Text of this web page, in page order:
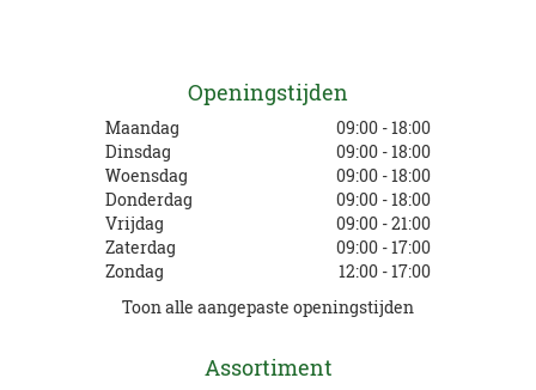
Openingstijden
Maandag
09:00 - 18:00
Dinsdag
09:00 - 18:00
Woensdag
09:00 - 18:00
Donderdag
09:00 - 18:00
Vrijdag
09:00 - 21:00
Zaterdag
09:00 - 17:00
Zondag
12:00 - 17:00
Toon alle aangepaste openingstijden
Assortiment